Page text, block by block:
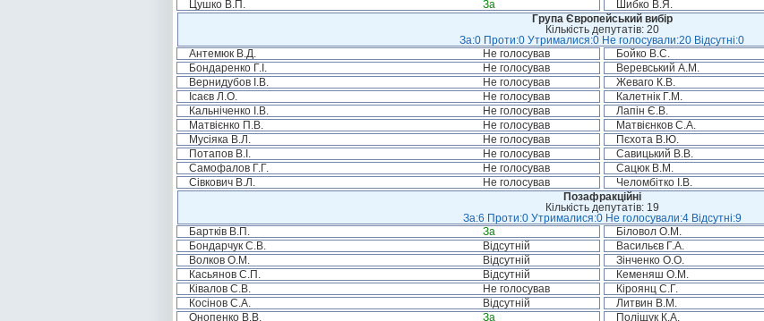
Цушко В.П.
За Шибко В.Я.
Група Європейський вибір
Кількість депутатів: 20
За:0 Проти:0 Утрималися:0 Не голосували:20 Відсутні:0
Антемюк В.Д.
Не голосував Бойко В.С.
Бондаренко Г.І.
Не голосував Веревський А.М.
Вернидубов І.В.
Не голосував Жеваго К.В.
Ісаєв Л.О.
Не голосував Калетнік Г.М.
Кальніченко І.В.
Не голосував Лапін Є.В.
Матвієнко П.В.
Не голосував Матвієнков С.А.
Мусіяка В.Л.
Не голосував Пєхота В.Ю.
Потапов В.І.
Не голосував Савицький В.В.
Самофалов Г.Г.
Не голосував Сацюк В.М.
Сівкович В.Л.
Не голосував Челомбітко І.В.
Позафракційні
Кількість депутатів: 19
За:6 Проти:0 Утрималися:0 Не голосували:4 Відсутні:9
Бартків В.П.
За Біловол О.М.
Бондарчук С.В.
Відсутній Васильєв Г.А.
Волков О.М.
Відсутній Зінченко О.О.
Касьянов С.П.
Відсутній Кеменяш О.М.
Ківалов С.В.
Не голосував Кіроянц С.Г.
Косінов С.А.
Відсутній Литвин В.М.
Онопенко В.В.
За Поліщук К.А.